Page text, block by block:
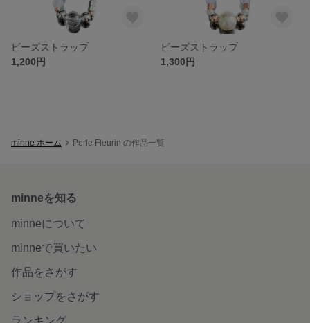
ビーズストラップ
1,200円
ビーズストラップ
1,300円
minne ホーム Perle Fleurin の作品一覧
minneを知る
minneについて
minneで買いたい
作品をさがす
ショップをさがす
ランキング